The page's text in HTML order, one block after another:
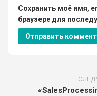
Сохранить моё имя,
браузере для